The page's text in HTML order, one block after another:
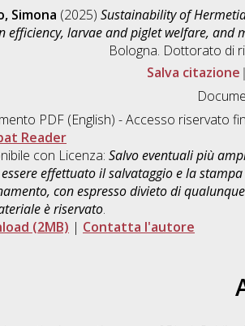
Simona (2025) Sustainability of
efficiency, larvae and piglet welfare, and
Bologna. Dottorato di
Salva citazione
PDF (English) - Accesso riservato
Reader
con Licenza: Salvo eventuali più
effettuato il salvataggio e la
con espresso divieto di
è riservato.
(2MB) | Contatta l'autore